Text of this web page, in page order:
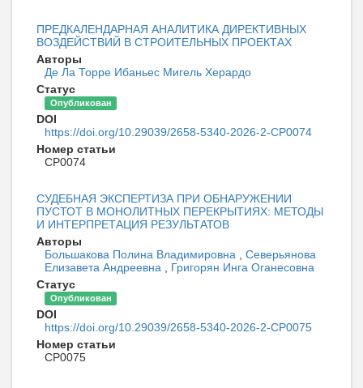
ПРЕДКАЛЕНДАРНАЯ АНАЛИТИКА ДИРЕКТИВНЫХ
ВОЗДЕЙСТВИЙ В СТРОИТЕЛЬНЫХ ПРОЕКТАХ
Авторы
Де Ла Торре Ибаньес Мигель Херардо
Статус
Опубликован
DOI
https://doi.org/10.29039/2658-5340-2026-2-CP0074
Номер статьи
CP0074
СУДЕБНАЯ ЭКСПЕРТИЗА ПРИ ОБНАРУЖЕНИИ
ПУСТОТ В МОНОЛИТНЫХ ПЕРЕКРЫТИЯХ: МЕТОДЫ
И ИНТЕРПРЕТАЦИЯ РЕЗУЛЬТАТОВ
Авторы
Большакова Полина Владимировна
Северьянова
Елизавета Андреевна
Григорян Инга Оганесовна
Статус
Опубликован
DOI
https://doi.org/10.29039/2658-5340-2026-2-CP0075
Номер статьи
CP0075